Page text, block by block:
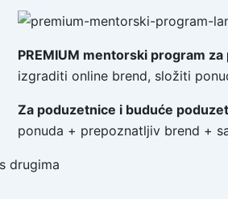
PREMIUM mentorski program
izgraditi online brend, složiti
Za poduzetnice i buduće
ponuda + prepoznatljiv brend +
drugima